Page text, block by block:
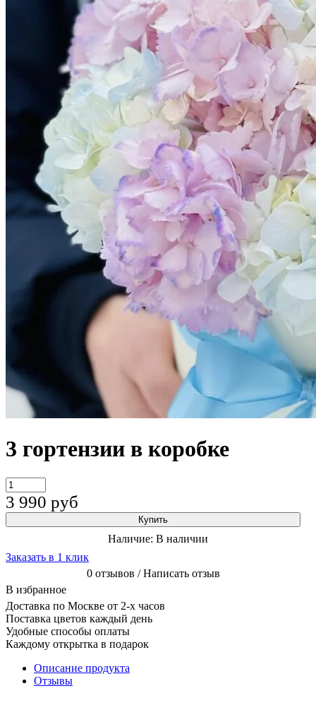
3 гортензии в коробке
3 990 руб
Купить
Наличие: В наличии
Заказать в 1 клик
0 отзывов / Написать отзыв
В избранное
Доставка по Москве от 2-х часов
Поставка цветов каждый день
Удобные способы оплаты
Каждому открытка в подарок
Описание продукта
Отзывы